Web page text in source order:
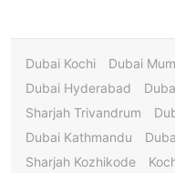
Dubai
Dubai Kochi
Dubai Hyderabad
Sharjah Trivandrum
Dubai Kathmandu
Sharjah Kozhikode